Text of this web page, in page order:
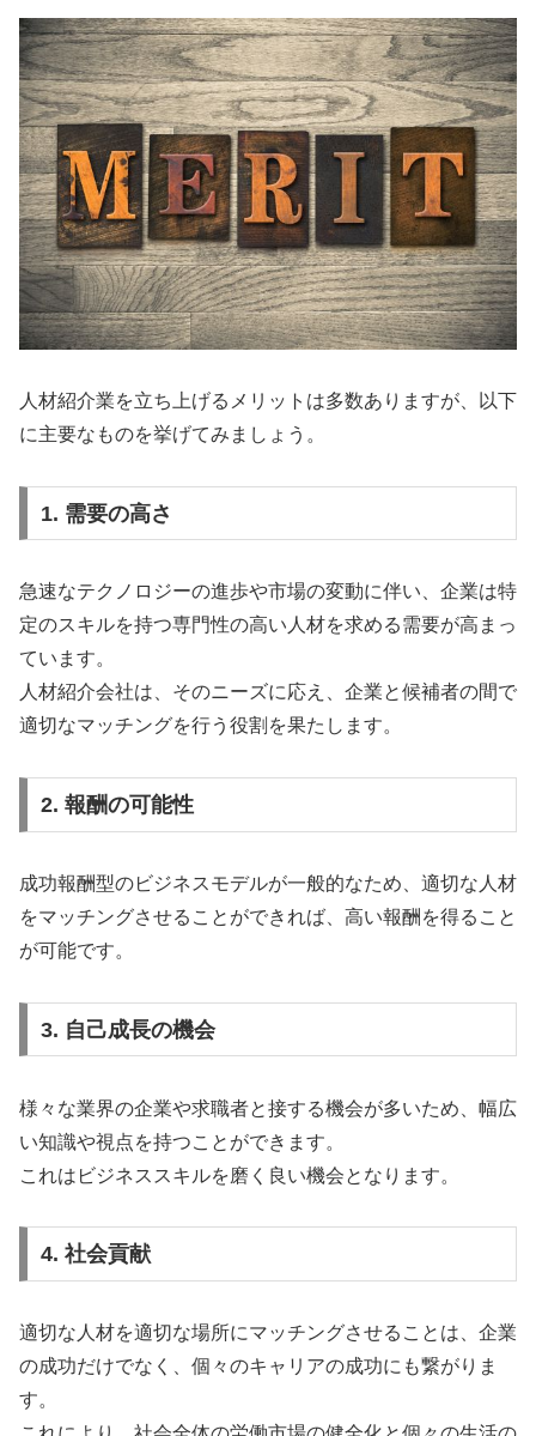
人材紹介業を立ち上げるメリットは多数ありますが、以下
に主要なものを挙げてみましょう。
1. 需要の高さ
急速なテクノロジーの進歩や市場の変動に伴い、企業は特
定のスキルを持つ専門性の高い人材を求める需要が高まっ
ています。
人材紹介会社は、そのニーズに応え、企業と候補者の間で
適切なマッチングを行う役割を果たします。
2. 報酬の可能性
成功報酬型のビジネスモデルが一般的なため、適切な人材
をマッチングさせることができれば、高い報酬を得ること
が可能です。
3. 自己成長の機会
様々な業界の企業や求職者と接する機会が多いため、幅広
い知識や視点を持つことができます。
これはビジネススキルを磨く良い機会となります。
4. 社会貢献
適切な人材を適切な場所にマッチングさせることは、企業
の成功だけでなく、個々のキャリアの成功にも繋がりま
す。